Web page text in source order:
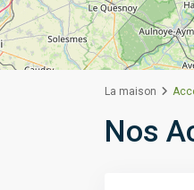
La maison
Nos